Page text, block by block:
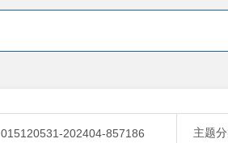
015120531-202404-857186 主题分